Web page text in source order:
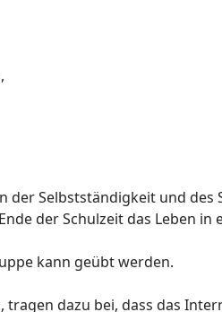
Selbstständigkeit und
der Schulzeit das Leben
kann geübt werden.
dazu bei, dass das